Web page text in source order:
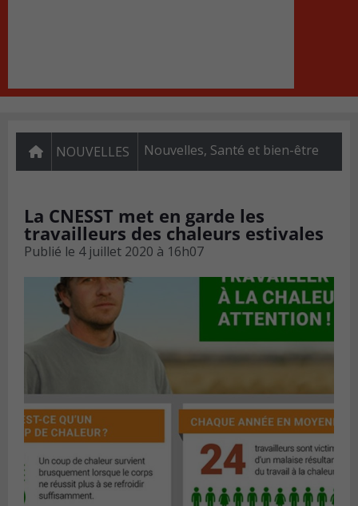
NOUVELLES Nouvelles, Santé et bien-être
La CNESST met en garde les
travailleurs des chaleurs estivales
Publié le 4 juillet 2020 à 16h07